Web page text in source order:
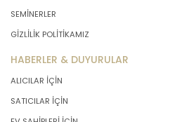
SEMİNERLER
GİZLİLİK POLİTİKAMIZ
HABERLER & DUYURULAR
ALICILAR İÇİN
SATICILAR İÇİN